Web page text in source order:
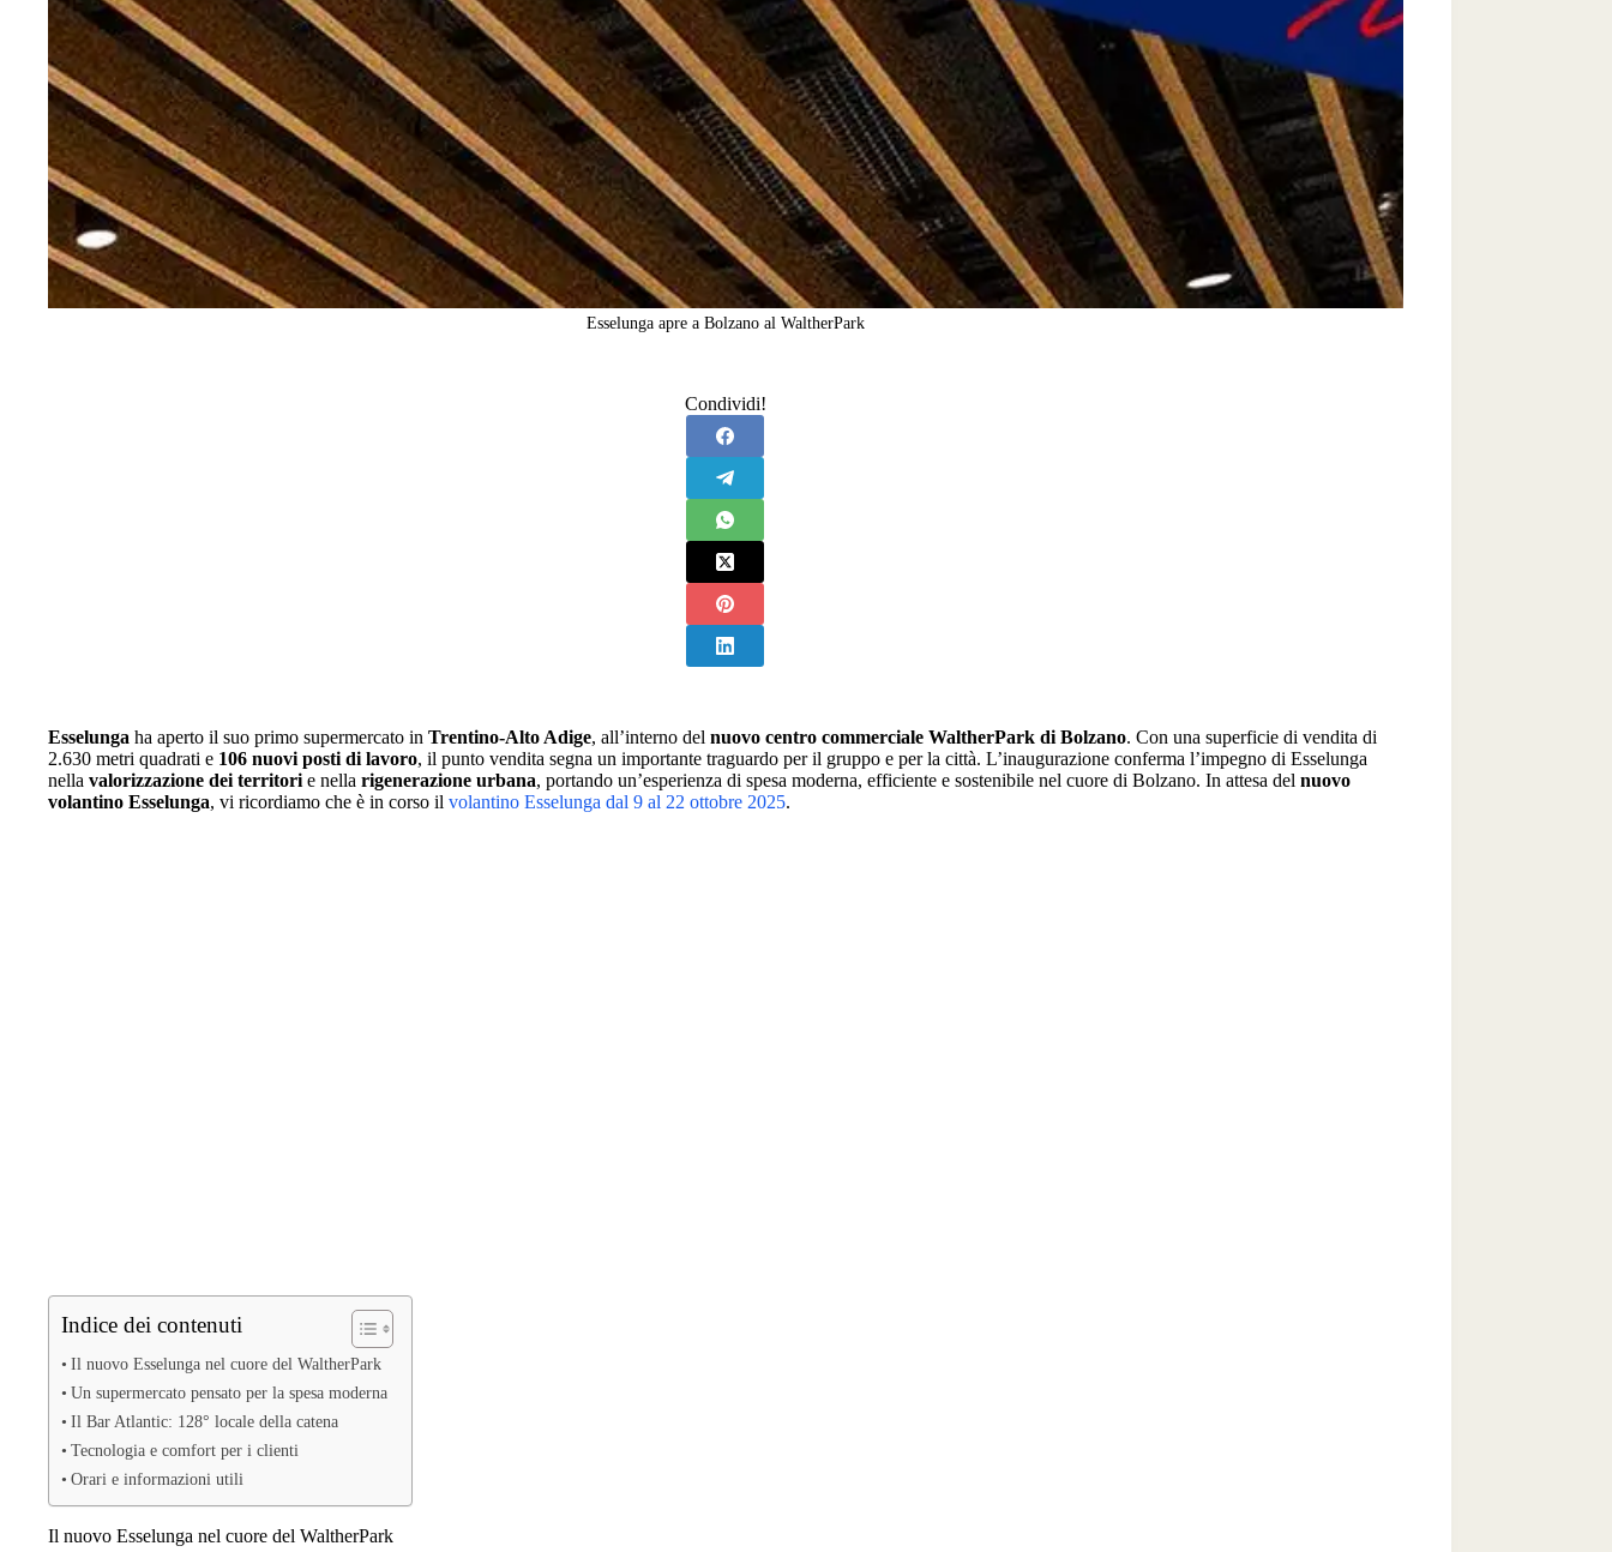
Esselunga apre a Bolzano al WaltherPark
Condividi!
Esselunga ha aperto il suo primo supermercato in Trentino-Alto Adige, all’interno del nuovo centro commerciale WaltherPark di Bolzano. Con una superficie di vendita di
2.630 metri quadrati e 106 nuovi posti di lavoro, il punto vendita segna un importante traguardo per il gruppo e per la città. L’inaugurazione conferma l’impegno di Esselunga
nella valorizzazione dei territori e nella rigenerazione urbana, portando un’esperienza di spesa moderna, efficiente e sostenibile nel cuore di Bolzano. In attesa del nuovo
volantino Esselunga, vi ricordiamo che è in corso il volantino Esselunga dal 9 al 22 ottobre 2025.
Indice dei contenuti
Il nuovo Esselunga nel cuore del WaltherPark
Un supermercato pensato per la spesa moderna
Il Bar Atlantic: 128° locale della catena
Tecnologia e comfort per i clienti
Orari e informazioni utili
Il nuovo Esselunga nel cuore del WaltherPark